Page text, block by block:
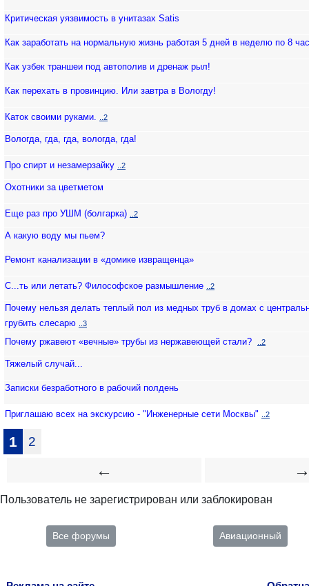
Критическая уязвимость в унитазах Satis
Как заработать на нормальную жизнь работая 5 дней в неделю по 8
Как узбек траншеи под автополив и дренаж рыл!
Как перехать в провинцию. Или завтра в Вологду!
Каток своими руками. ..2
Вологда, гда, гда, вологда, гда!
Про спирт и незамерзайку ..2
Охотники за цветметом
Еще раз про УШМ (болгарка) ..2
А какую воду мы пьем?
Ремонт канализации в «домике извращенца»
С...ть или летать? Философское размышление ..2
Почему нельзя делать теплый пол из медных труб в домах с
грубить слесарю
..3
Почему ржавеют «вечные» трубы из нержавеющей стали? ..2
Тяжелый случай...
Записки безработного в рабочий полдень
Приглашаю всех на экскурсию - "Инженерные сети Москвы" ..2
1 2
←
Пользователь не зарегистрирован или заблокирован
Все форумы Авиационный